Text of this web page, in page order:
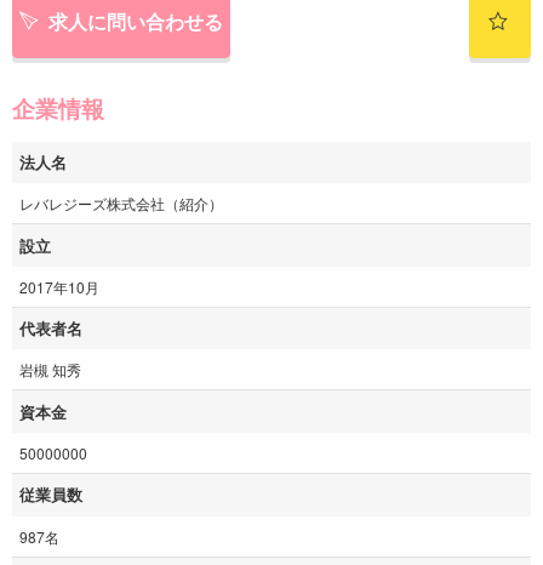
求人に問い合わせる
企業情報
法人名
レバレジーズ株式会社（紹介）
設立
2017年10月
代表者名
岩槻 知秀
資本金
50000000
従業員数
987名